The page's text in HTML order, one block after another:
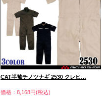
CAT半袖チノツナギ 2530 クレヒ…
価格：8,168円(税込)